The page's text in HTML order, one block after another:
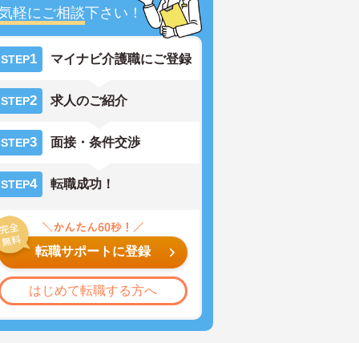
軽にご相談下さい！
STEP1 マイナビ介護職にご登録
STEP2 求人のご紹介
STEP3 面接・条件交渉
STEP4 転職成功！
転職サポートに登録
はじめて転職する方へ